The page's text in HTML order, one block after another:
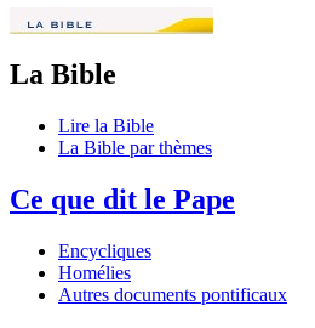
La Bible
Lire la Bible
La Bible par thèmes
Ce que dit le Pape
Encycliques
Homélies
Autres documents pontificaux